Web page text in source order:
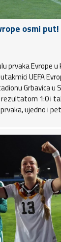
osmi
prvaka Evrope u
UEFA
Grbavica u
1:0 i
ujedno i